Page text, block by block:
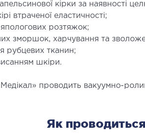
кірки за наявності
втраченої еластичності;
розтяжок;
зморшок, харчування та
рубцевих тканин;
шкіри.
Медікал» проводить вакуумно-
Як